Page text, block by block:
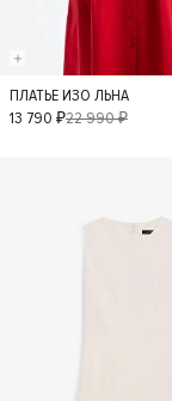
XS S
ПЛАТЬЕ ИЗО ЛЬНА
13 790 ₽22 990 ₽